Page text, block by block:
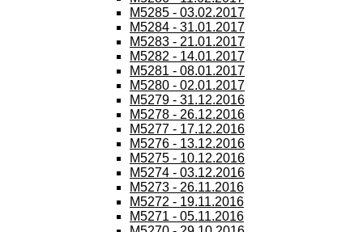
M5285 - 03.02.2017
M5284 - 31.01.2017
M5283 - 21.01.2017
M5282 - 14.01.2017
M5281 - 08.01.2017
M5280 - 02.01.2017
M5279 - 31.12.2016
M5278 - 26.12.2016
M5277 - 17.12.2016
M5276 - 13.12.2016
M5275 - 10.12.2016
M5274 - 03.12.2016
M5273 - 26.11.2016
M5272 - 19.11.2016
M5271 - 05.11.2016